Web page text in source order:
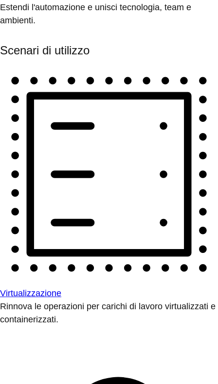
Estendi l'automazione e unisci tecnologia, team e
ambienti.
Scenari di utilizzo
Virtualizzazione
Rinnova le operazioni per carichi di lavoro virtualizzati e
containerizzati.